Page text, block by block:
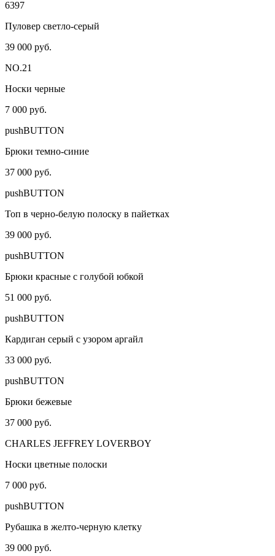
6397
Пуловер светло-серый
39 000 руб.
NO.21
Носки черные
7 000 руб.
pushBUTTON
Брюки темно-синие
37 000 руб.
pushBUTTON
Топ в черно-белую полоску в пайетках
39 000 руб.
pushBUTTON
Брюки красные с голубой юбкой
51 000 руб.
pushBUTTON
Кардиган серый с узором аргайл
33 000 руб.
pushBUTTON
Брюки бежевые
37 000 руб.
CHARLES JEFFREY LOVERBOY
Носки цветные полоски
7 000 руб.
pushBUTTON
Рубашка в желто-черную клетку
39 000 руб.